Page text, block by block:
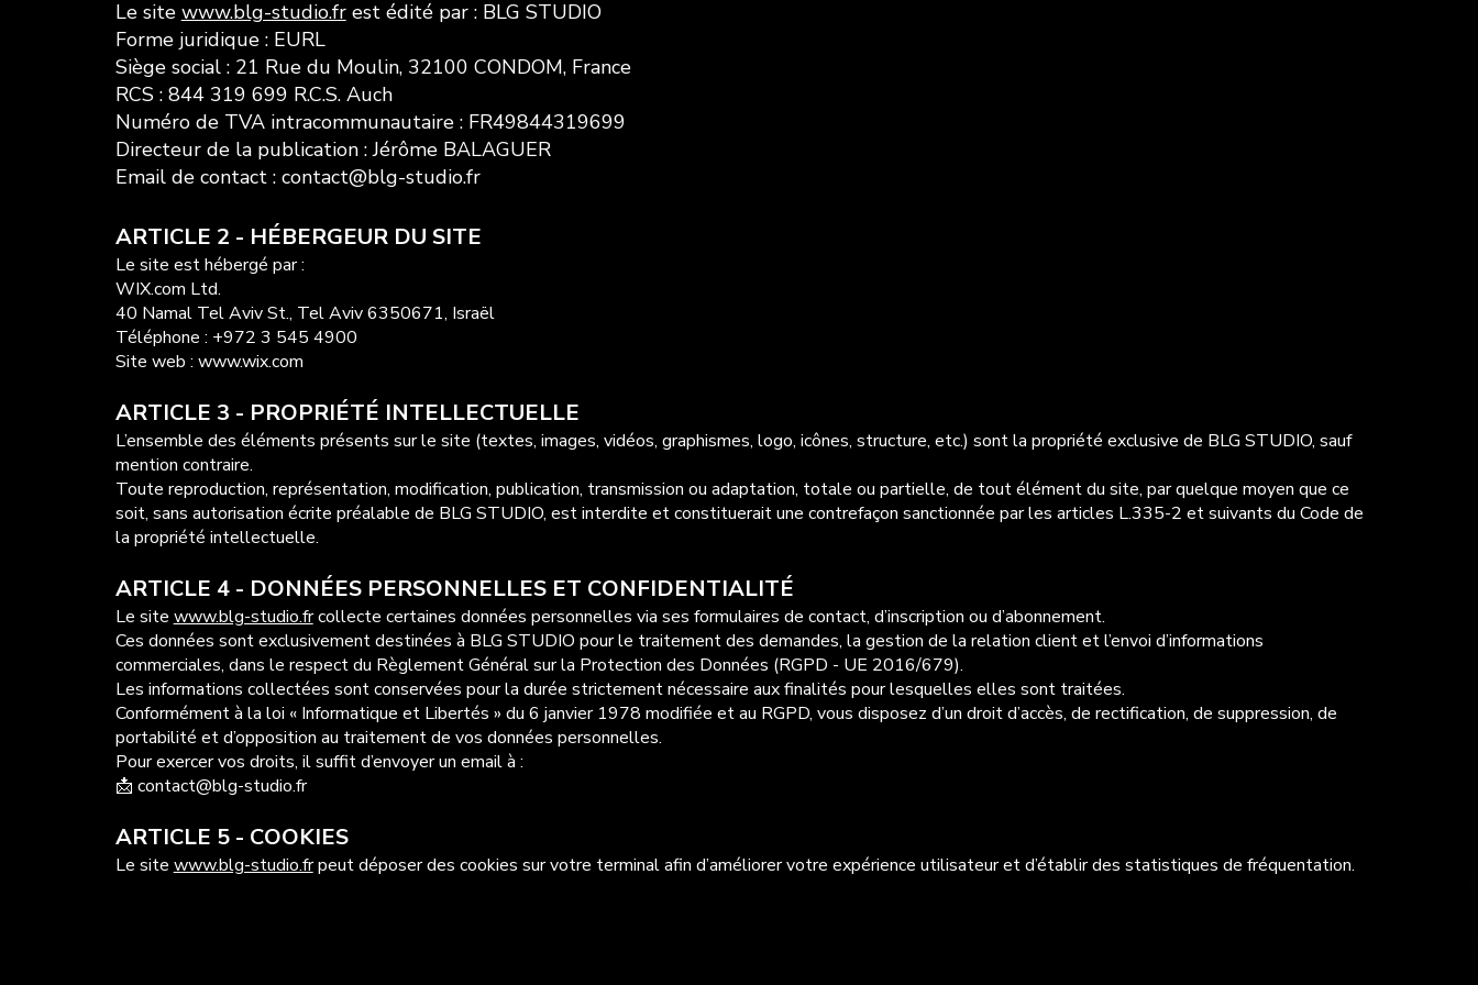
Le site www.blg-studio.frest édité par : BLG STUDIO
Forme juridique : EURL
Siège social : 21 Rue du Moulin, 32100 CONDOM, France
RCS : 844 319 699 R.C.S. Auch
Numéro de TVA intracommunautaire : FR49844319699
Directeur de la publication : Jérôme BALAGUER
Email de contact : contact@blg-studio.fr
ARTICLE 2 - HÉBERGEUR DU SITE
Le site est hébergé par :
WIX.com Ltd.
40 Namal Tel Aviv St., Tel Aviv 6350671, Israël
Téléphone : +972 3 545 4900
Site web : www.wix.com
ARTICLE 3 - PROPRIÉTÉ INTELLECTUELLE
L’ensemble des éléments présents sur le site (textes, images, vidéos, graphismes, logo, icônes, structure, etc.) sont la propriété exclusive de BLG STUDIO, sauf
mention contraire.
Toute reproduction, représentation, modification, publication, transmission ou adaptation, totale ou partielle, de tout élément du site, par quelque moyen que ce
soit, sans autorisation écrite préalable de BLG STUDIO, est interdite et constituerait une contrefaçon sanctionnée par les articles L.335-2 et suivants du Code de
la propriété intellectuelle.
ARTICLE 4 - DONNÉES PERSONNELLES ET CONFIDENTIALITÉ
Le site www.blg-studio.frcollecte certaines données personnelles via ses formulaires de contact, d’inscription ou d’abonnement.
Ces données sont exclusivement destinées à BLG STUDIO pour le traitement des demandes, la gestion de la relation client et l’envoi d’informations
commerciales, dans le respect du Règlement Général sur la Protection des Données (RGPD - UE 2016/679).
Les informations collectées sont conservées pour la durée strictement nécessaire aux finalités pour lesquelles elles sont traitées.
Conformément à la loi « Informatique et Libertés » du 6 janvier 1978 modifiée et au RGPD, vous disposez d’un droit d’accès, de rectification, de suppression, de
portabilité et d’opposition au traitement de vos données personnelles.
Pour exercer vos droits, il suffit d’envoyer un email à :
📩 contact@blg-studio.fr
ARTICLE 5 - COOKIES
Le site www.blg-studio.frpeut déposer des cookies sur votre terminal afin d’améliorer votre expérience utilisateur et d’établir des statistiques de fréquentation.